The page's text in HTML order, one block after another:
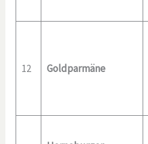
12 Goldparmäne